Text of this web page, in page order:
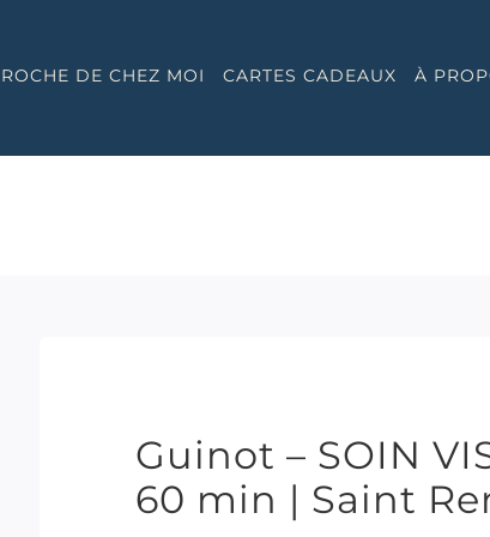
DE CHEZ MOI CARTES CADEAUX À
Guinot – SOIN
60 min | Saint